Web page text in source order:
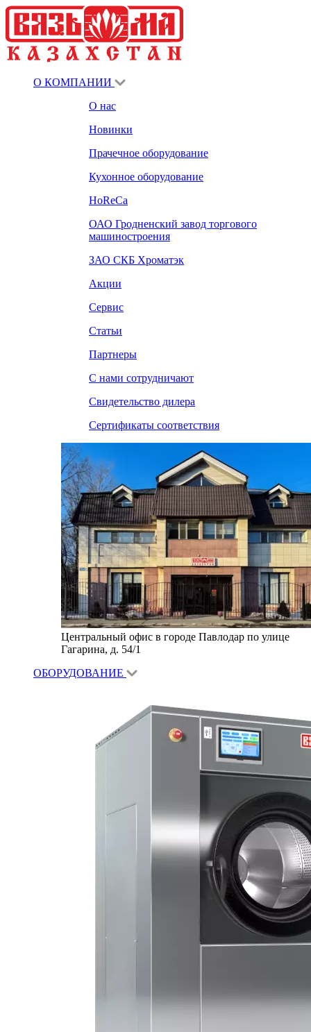
О КОМПАНИИ
О нас
Новинки
Прачечное оборудование
Кухонное оборудование
HoReCa
ОАО Гродненский завод торгового
машиностроения
ЗАО СКБ Хроматэк
Акции
Сервис
Статьи
Партнеры
С нами сотрудничают
Свидетельство дилера
Сертификаты соответствия
Центральный офис в городе Павлодар по улице
Гагарина, д. 54/1
ОБОРУДОВАНИЕ